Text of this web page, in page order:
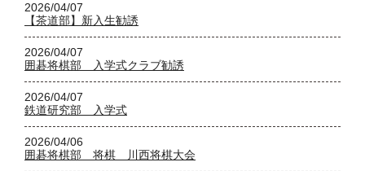
2026/04/07
【茶道部】新入生勧誘
2026/04/07
囲碁将棋部 入学式クラブ勧誘
2026/04/07
鉄道研究部 入学式
2026/04/06
囲碁将棋部 将棋 川西将棋大会